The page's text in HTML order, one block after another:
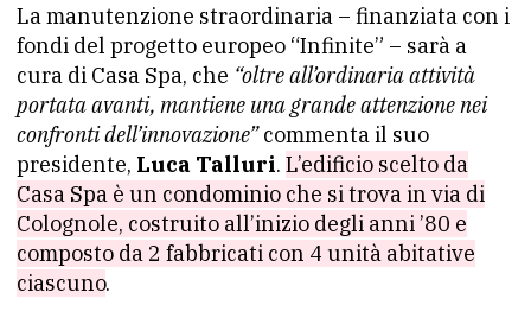
La manutenzione straordinaria – finanziata con i
fondi del progetto europeo “Infinite” – sarà a
cura di Casa Spa, che “oltre all’ordinaria attività
portata avanti, mantiene una grande attenzione nei
confronti dell’innovazione”commenta il suo
presidente, Luca Talluri. L’edificio scelto da
Casa Spa è un condominio che si trova in via di
Colognole, costruito all’inizio degli anni ’80 e
composto da 2 fabbricati con 4 unità abitative
ciascuno.